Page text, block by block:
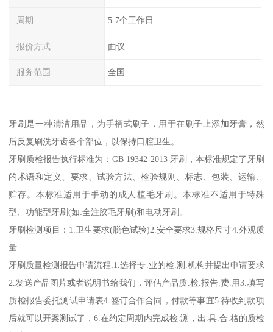
周期 5-7个工作日
报价方式 面议
服务范围 全国
牙刷是一种清洁用品，为手柄式刷子，用于在刷子上添加牙膏，然
后反复刷洗牙齿各个部位，以保持口腔卫生。
牙刷质检报告执行标准为：GB 19342-2013 牙刷，本标准规定了牙刷
的术语和定义、要求、试验方法、检验规则、标志、包装、运输、
贮存。本标准适用于手动的成人植毛牙刷。本标准不适用于特殊
型、功能型牙刷(如:全注胶毛牙刷)和电动牙刷。
牙刷检测项目：1.卫生要求(脱色试验)2.安全要求3.规格尺寸4.外观质
量
牙刷质量检测报告申请流程:1.选择专.业的检.测.机构并提出申请要求
2.发送产品图片或者说明书给我们，评估产品质.检.报告.费.用3.填写
质检报告委托测试申请表4.签订合作合同，付款等事宜5.待收到款项
后就可以开案测试了，6.在约定周期内完成检.测，出.具.合.格的质检